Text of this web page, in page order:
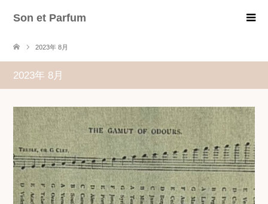
Son et Parfum
2023年 8月
2023年 8月